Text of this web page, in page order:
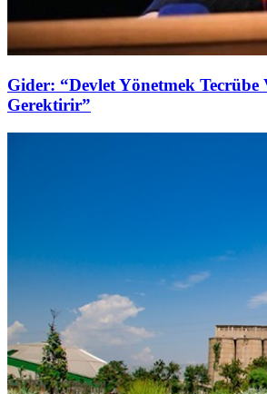
Gider: “Devlet Yönetmek Tecrübe
Gerektirir”